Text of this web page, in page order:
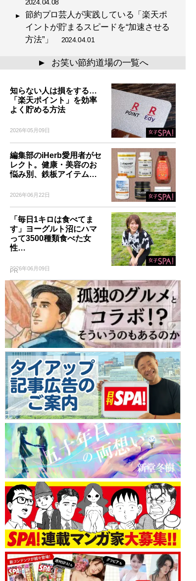
2024.04.08
節約プロ芸人が実践している「楽天ポ
イントが貯まるスピードを“加速させる
方法”」 2024.04.01
▲ お笑い節約道場の一覧へ
知らない人は損をする…
「楽天ポイント」を効率
よく貯める方法
2026年05月09日
編集部のiHerb愛用者がセ
レクト。健康・美容のお
悩み別、鉄板アイテム…
2026年06月22日
「毎日1キロは食べてま
す」ヨーグルト沼にハマ
って3500種類食べた女
性…
2026年06月09日
PR